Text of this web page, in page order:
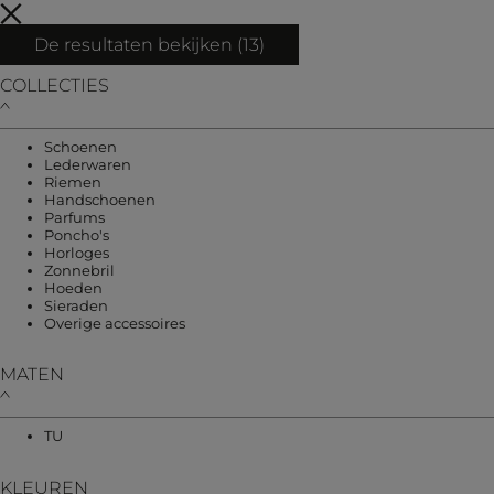
De resultaten bekijken (13)
COLLECTIES
Schoenen
Lederwaren
Riemen
Handschoenen
ParfumsVerfijnen op COLLECTIES: Parfums
Poncho'sVerfijnen op COLLECTIES: Poncho's
HorlogesVerfijnen op COLLECTIES: Horloges
Zonnebril
Hoeden
Sieraden
Overige accessoiresVerfijnen op COLLECTIES: Overige
MATEN
TU
KLEUREN